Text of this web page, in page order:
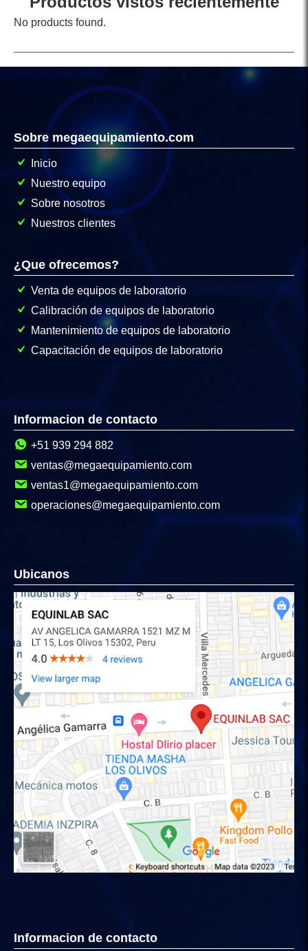
No products found.
Sobre megaequipamiento.com
Inicio
Nuestro equipo
Sobre nosotros
Nuestros clientes
¿Que ofrecemos?
Venta de equipos de laboratorio
Calibración de equipos de laboratorio
Mantenimiento de equipos de laboratorio
Capacitación de equipos de laboratorio
Informacion de contacto
+51 939 294 882
ventas@megaequipamiento.com
ventas1@megaequipamiento.com
operaciones@megaequipamiento.com
Ubicanos
Informacion de contacto